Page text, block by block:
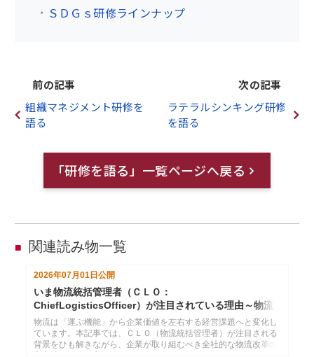
ＳＤＧｓ研修ラインナップ
前の記事 次の記事
組織マネジメント研修を
語る
ラテラルシンキング研修
を語る
「研修を語る」一覧ページへ戻る
■ 関連読み物一覧
2026年07月01日 公開
いま物流統括管理者（ＣＬＯ：
ChiefLogisticsOfficer）が注目されている理由～物流
2024年問題のその先へ
物流は「運ぶ機能」から企業価値を左右する経営課題へと変化し
ています。本記事では、ＣＬＯ（物流統括管理者）が注目される
背景をひも解きながら、企業が取り組むべき全社的な物流改革の